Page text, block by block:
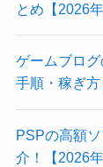
とめ【2026年
ゲームブロ
手順・稼ぎ
PSPの高額
介！【2026年